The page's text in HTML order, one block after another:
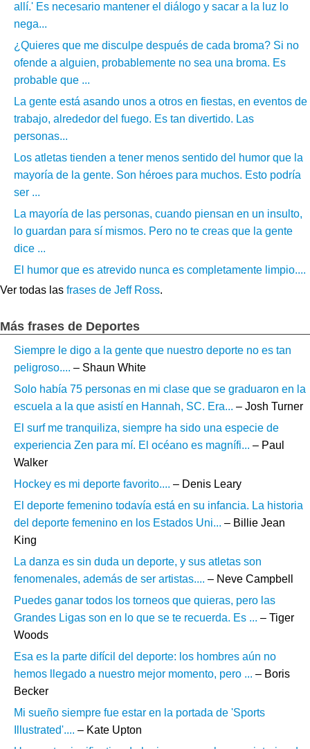
allí.' Es necesario mantener el diálogo y sacar a la luz lo
nega...
¿Quieres que me disculpe después de cada broma? Si no
ofende a alguien, probablemente no sea una broma. Es
probable que ...
La gente está asando unos a otros en fiestas, en eventos de
trabajo, alrededor del fuego. Es tan divertido. Las
personas...
Los atletas tienden a tener menos sentido del humor que la
mayoría de la gente. Son héroes para muchos. Esto podría
ser ...
La mayoría de las personas, cuando piensan en un insulto,
lo guardan para sí mismos. Pero no te creas que la gente
dice ...
El humor que es atrevido nunca es completamente limpio....
Ver todas las frases de Jeff Ross.
Más frases de Deportes
Siempre le digo a la gente que nuestro deporte no es tan
peligroso.... – Shaun White
Solo había 75 personas en mi clase que se graduaron en la
escuela a la que asistí en Hannah, SC. Era... – Josh Turner
El surf me tranquiliza, siempre ha sido una especie de
experiencia Zen para mí. El océano es magnífi... – Paul
Walker
Hockey es mi deporte favorito.... – Denis Leary
El deporte femenino todavía está en su infancia. La historia
del deporte femenino en los Estados Uni... – Billie Jean
King
La danza es sin duda un deporte, y sus atletas son
fenomenales, además de ser artistas.... – Neve Campbell
Puedes ganar todos los torneos que quieras, pero las
Grandes Ligas son en lo que se te recuerda. Es ... – Tiger
Woods
Esa es la parte difícil del deporte: los hombres aún no
hemos llegado a nuestro mejor momento, pero ... – Boris
Becker
Mi sueño siempre fue estar en la portada de 'Sports
Illustrated'.... – Kate Upton